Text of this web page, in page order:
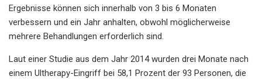
Ergebnisse können sich innerhalb von 3 bis 6 Monaten
verbessern und ein Jahr anhalten, obwohl möglicherweise
mehrere Behandlungen erforderlich sind.
Laut einer Studie aus dem Jahr 2014 wurden drei Monate nach
einem Ultherapy-Eingriff bei 58,1 Prozent der 93 Personen, die